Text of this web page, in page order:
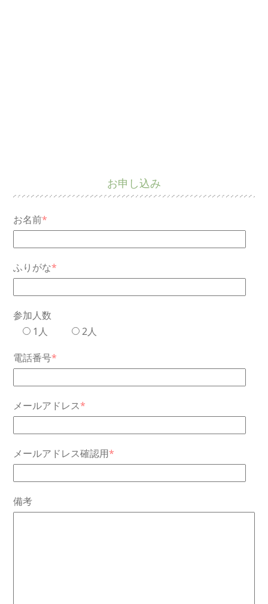
お申し込み
お名前*
ふりがな*
参加人数
1人
2人
電話番号*
メールアドレス*
メールアドレス確認用*
備考